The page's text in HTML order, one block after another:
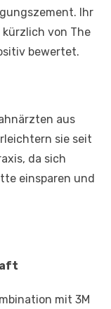
Ihr
von The
bewertet.
aus
sie seit
da sich
einsparen und
mit 3M